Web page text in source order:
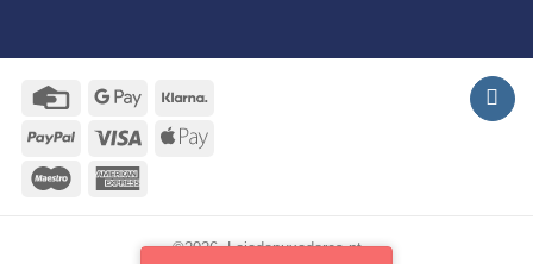
Credit
Google
PayPal Visa
Apple
Maestro
©2026 -Lojadepuxadores.pt